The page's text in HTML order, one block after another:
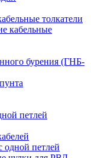
толкатели
кабельные
бурения (ГНБ-
петлей
одной петлей